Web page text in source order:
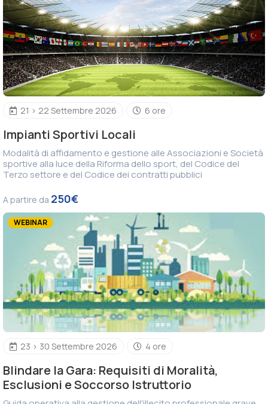
21 > 22 Settembre 2026 6 ore
Impianti Sportivi Locali
Modalità di affidamento e gestione alle Associazioni e Società
sportive alla luce della Riforma dello sport, del Codice del
Terzo settore e del Codice dei contratti pubblici
A partire da 250€
WEBINAR
23 > 30 Settembre 2026 4 ore
Blindare la Gara: Requisiti di Moralità,
Esclusioni e Soccorso Istruttorio